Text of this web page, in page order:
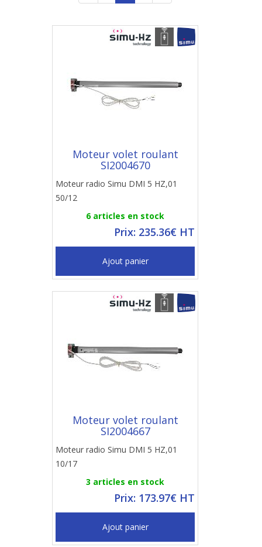
Moteur volet roulant
SI2004670
Moteur radio Simu DMI 5 HZ,01
50/12
6 articles en stock
Prix: 235.36€ HT
Ajout panier
Moteur volet roulant
SI2004667
Moteur radio Simu DMI 5 HZ,01
10/17
3 articles en stock
Prix: 173.97€ HT
Ajout panier